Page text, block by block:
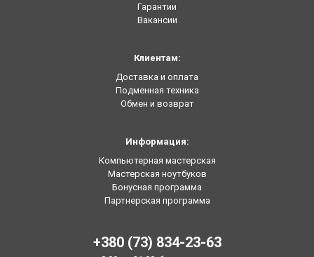
Гарантии
Вакансии
Клиентам:
Доставка и оплата
Подменная техника
Обмен и возврат
Информация:
Компьютерная мастерская
Мастерская ноутбуков
Бонусная программа
Партнерская программа
+380 (73) 834-23-63